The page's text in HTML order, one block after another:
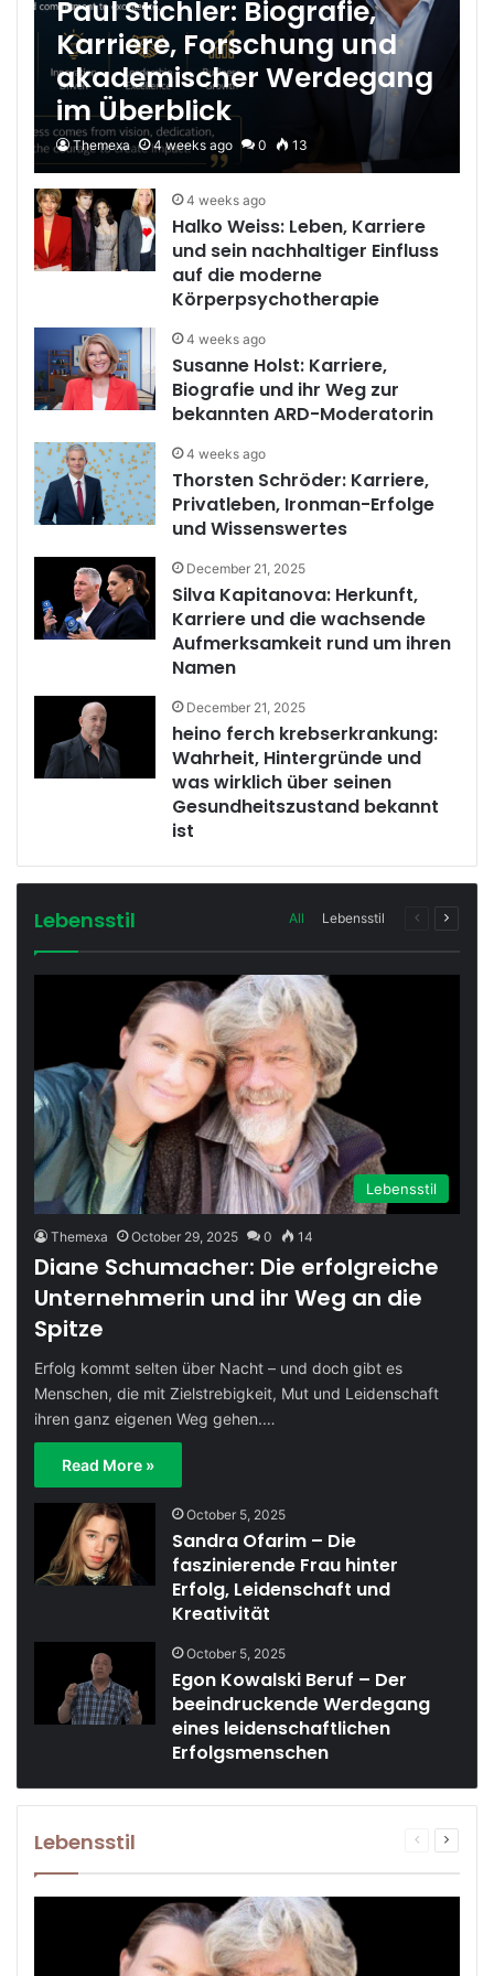
Paul Stichler: Biografie,
Karriere, Forschung und
akademischer Werdegang
im Überblick
Themexa 4 weeks ago 0 13
4 weeks ago
Halko Weiss: Leben, Karriere
und sein nachhaltiger Einfluss
auf die moderne
Körperpsychotherapie
4 weeks ago
Susanne Holst: Karriere,
Biografie und ihr Weg zur
bekannten ARD-Moderatorin
4 weeks ago
Thorsten Schröder: Karriere,
Privatleben, Ironman-Erfolge
und Wissenswertes
December 21, 2025
Silva Kapitanova: Herkunft,
Karriere und die wachsende
Aufmerksamkeit rund um ihren
Namen
December 21, 2025
heino ferch krebserkrankung:
Wahrheit, Hintergründe und
was wirklich über seinen
Gesundheitszustand bekannt
ist
Lebensstil All Lebensstil
Previous
Next
Lebensstil
Themexa October 29, 2025 0 14
Diane Schumacher: Die erfolgreiche
Unternehmerin und ihr Weg an die
Spitze
Erfolg kommt selten über Nacht – und doch gibt es
Menschen, die mit Zielstrebigkeit, Mut und Leidenschaft
ihren ganz eigenen Weg gehen.…
Read More »
October 5, 2025
Sandra Ofarim – Die
faszinierende Frau hinter
Erfolg, Leidenschaft und
Kreativität
October 5, 2025
Egon Kowalski Beruf – Der
beeindruckende Werdegang
eines leidenschaftlichen
Erfolgsmenschen
Lebensstil
Previous
Next